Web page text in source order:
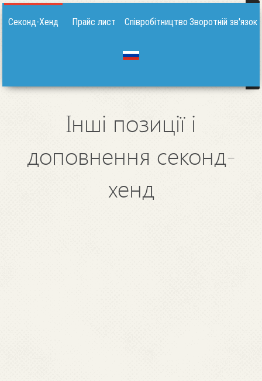
Секонд-Хенд Прайс лист Співробітництво Зворотній зв'язок
Інші позиції і
доповнення секонд-
хенд